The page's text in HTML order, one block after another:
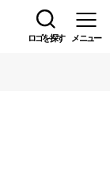
ロゴを探す メニュー